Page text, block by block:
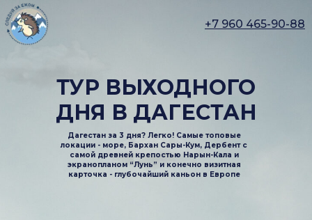
+7 960 465-90-88
ТУР ВЫХОДНОГО
ДНЯ В ДАГЕСТАН
Дагестан за 3 дня? Легко! Самые топовые
локации - море, Бархан Сары-Кум, Дербент с
самой древней крепостью Нарын-Кала и
экранопланом “Лунь” и конечно визитная
карточка - глубочайший каньон в Европе